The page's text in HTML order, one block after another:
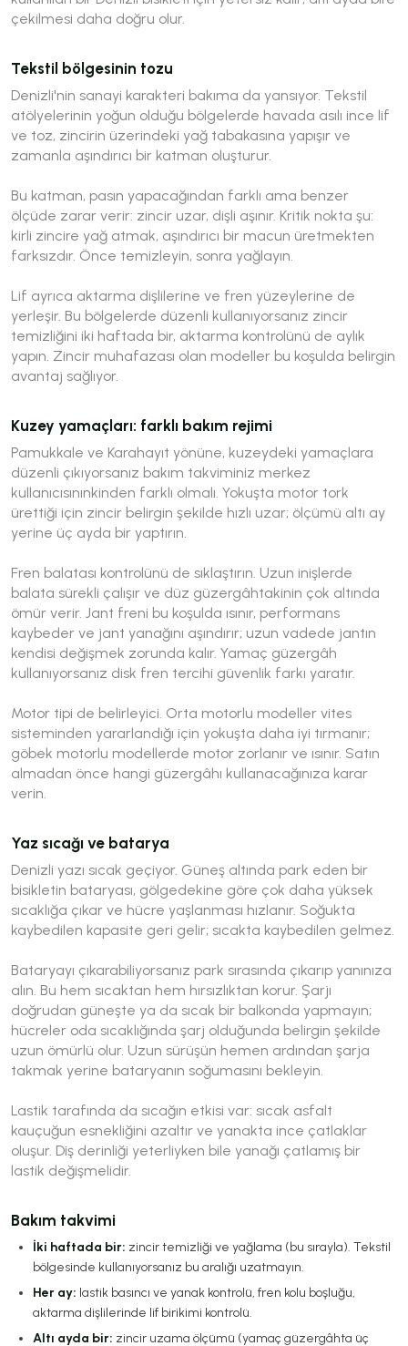
çekilmesi daha doğru olur.
Tekstil bölgesinin tozu
Denizli'nin sanayi karakteri bakıma da yansıyor. Tekstil
atölyelerinin yoğun olduğu bölgelerde havada asılı ince lif
ve toz, zincirin üzerindeki yağ tabakasına yapışır ve
zamanla aşındırıcı bir katman oluşturur.
Bu katman, pasın yapacağından farklı ama benzer
ölçüde zarar verir: zincir uzar, dişli aşınır. Kritik nokta şu:
kirli zincire yağ atmak, aşındırıcı bir macun üretmekten
farksızdır. Önce temizleyin, sonra yağlayın.
Lif ayrıca aktarma dişlilerine ve fren yüzeylerine de
yerleşir. Bu bölgelerde düzenli kullanıyorsanız zincir
temizliğini iki haftada bir, aktarma kontrolünü de aylık
yapın. Zincir muhafazası olan modeller bu koşulda belirgin
avantaj sağlıyor.
Kuzey yamaçları: farklı bakım rejimi
Pamukkale ve Karahayıt yönüne, kuzeydeki yamaçlara
düzenli çıkıyorsanız bakım takviminiz merkez
kullanıcısınınkinden farklı olmalı. Yokuşta motor tork
ürettiği için zincir belirgin şekilde hızlı uzar; ölçümü altı ay
yerine üç ayda bir yaptırın.
Fren balatası kontrolünü de sıklaştırın. Uzun inişlerde
balata sürekli çalışır ve düz güzergâhtakinin çok altında
ömür verir. Jant freni bu koşulda ısınır, performans
kaybeder ve jant yanağını aşındırır; uzun vadede jantın
kendisi değişmek zorunda kalır. Yamaç güzergâh
kullanıyorsanız disk fren tercihi güvenlik farkı yaratır.
Motor tipi de belirleyici. Orta motorlu modeller vites
sisteminden yararlandığı için yokuşta daha iyi tırmanır;
göbek motorlu modellerde motor zorlanır ve ısınır. Satın
almadan önce hangi güzergâhı kullanacağınıza karar
verin.
Yaz sıcağı ve batarya
Denizli yazı sıcak geçiyor. Güneş altında park eden bir
bisikletin bataryası, gölgedekine göre çok daha yüksek
sıcaklığa çıkar ve hücre yaşlanması hızlanır. Soğukta
kaybedilen kapasite geri gelir; sıcakta kaybedilen gelmez.
Bataryayı çıkarabiliyorsanız park sırasında çıkarıp yanınıza
alın. Bu hem sıcaktan hem hırsızlıktan korur. Şarjı
doğrudan güneşte ya da sıcak bir balkonda yapmayın;
hücreler oda sıcaklığında şarj olduğunda belirgin şekilde
uzun ömürlü olur. Uzun sürüşün hemen ardından şarja
takmak yerine bataryanın soğumasını bekleyin.
Lastik tarafında da sıcağın etkisi var: sıcak asfalt
kauçuğun esnekliğini azaltır ve yanakta ince çatlaklar
oluşur. Diş derinliği yeterliyken bile yanağı çatlamış bir
lastik değişmelidir.
Bakım takvimi
İki haftada bir: zincir temizliği ve yağlama (bu sırayla). Tekstil
bölgesinde kullanıyorsanız bu aralığı uzatmayın.
Her ay: lastik basıncı ve yanak kontrolü, fren kolu boşluğu,
aktarma dişlilerinde lif birikimi kontrolü.
Altı ayda bir: zincir uzama ölçümü (yamaç güzergâhta üç